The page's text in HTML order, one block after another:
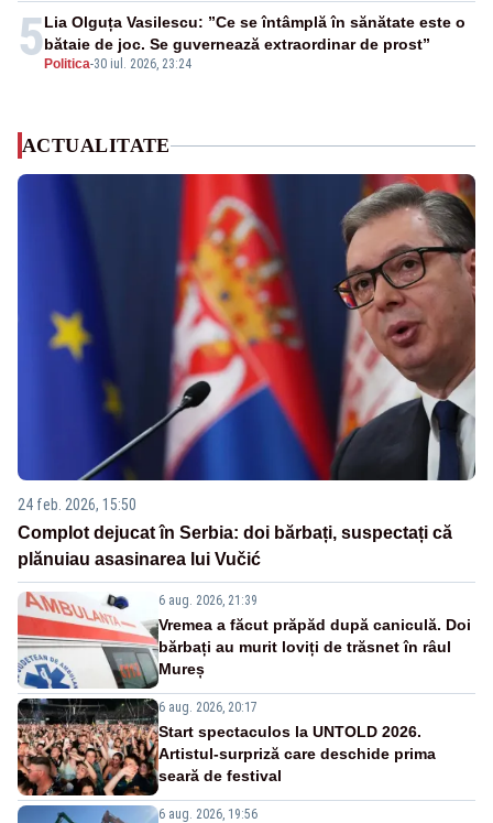
5 Politica-30 iul. 2026, 23:24
Lia Olguța Vasilescu: ”Ce se întâmplă în sănătate este o
bătaie de joc. Se guvernează extraordinar de prost”
ACTUALITATE
24 feb. 2026, 15:50
Complot dejucat în Serbia: doi bărbați, suspectați că
plănuiau asasinarea lui Vučić
6 aug. 2026, 21:39
Vremea a făcut prăpăd după caniculă. Doi
bărbați au murit loviți de trăsnet în râul
Mureș
6 aug. 2026, 20:17
Start spectaculos la UNTOLD 2026.
Artistul-surpriză care deschide prima
seară de festival
6 aug. 2026, 19:56